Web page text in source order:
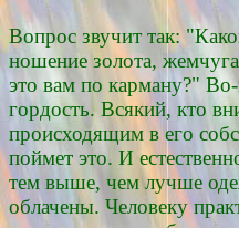
Вопрос звучит так:
ношение золота,
это вам по карману?"
гордость. Всякий, кто
происходящим в его
поймет это. И
тем выше, чем лучше
облачены. Человеку